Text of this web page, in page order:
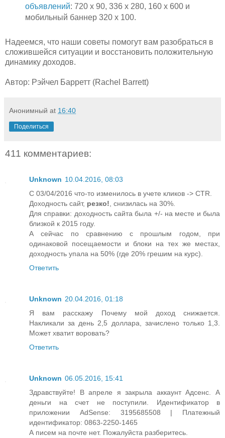
объявлений: 720 x 90, 336 x 280, 160 x 600 и
мобильный баннер 320 x 100.
Надеемся, что наши советы помогут вам разобраться в
сложившейся ситуации и восстановить положительную
динамику доходов.
Автор: Рэйчел Барретт (Rachel Barrett)
Анонимный at 16:40
Поделиться
411 комментариев:
Unknown 10.04.2016, 08:03
С 03/04/2016 что-то изменилось в учете кликов -> CTR.
Доходность сайт, резко! , снизилась на 30%.
Для справки: доходность сайта была +/- на месте и была
близкой к 2015 году.
А сейчас по сравнению с прошлым годом, при
одинаковой посещаемости и блоки на тех же местах,
доходность упала на 50% (где 20% грешим на курс).
Ответить
Unknown 20.04.2016, 01:18
Я вам расскажу Почему мой доход снижается.
Накликали за день 2,5 доллара, зачислено только 1,3.
Может хватит воровать?
Ответить
Unknown 06.05.2016, 15:41
Здравствуйте! В апреле я закрыла аккаунт Адсенс. А
деньги на счет не поступили. Идентификатор в
приложении AdSense: 3195685508 | Платежный
идентификатор: 0863-2250-1465
А писем на почте нет. Пожалуйста разберитесь.